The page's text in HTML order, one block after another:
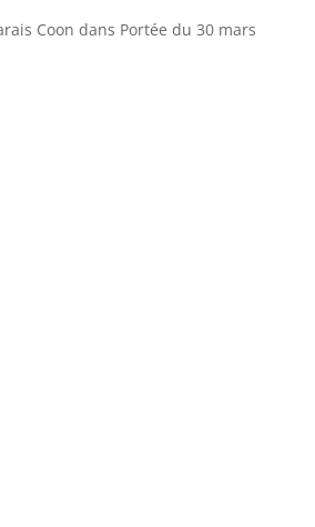
Coon dans Portée du 30 mars